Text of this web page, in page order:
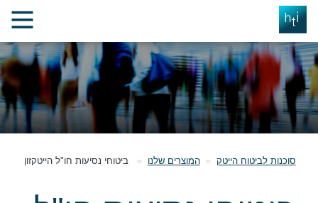
סוכנות לביטוח הייטק המוצרים שלנו ביטוחי נסיעות חו"ל הייטקזון